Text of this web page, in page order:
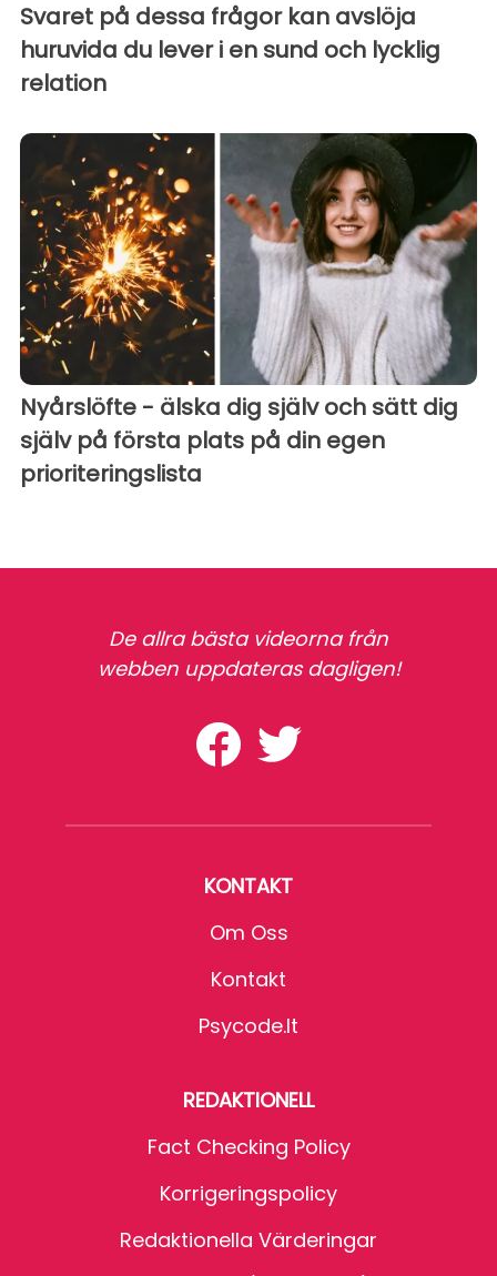
Svaret på dessa frågor kan avslöja
huruvida du lever i en sund och lycklig
relation
Nyårslöfte - älska dig själv och sätt dig
själv på första plats på din egen
prioriteringslista
De allra bästa videorna från
webben uppdateras dagligen!
KONTAKT
Om Oss
Kontakt
Psycode.it
REDAKTIONELL
Fact Checking Policy
Korrigeringspolicy
Redaktionella Värderingar